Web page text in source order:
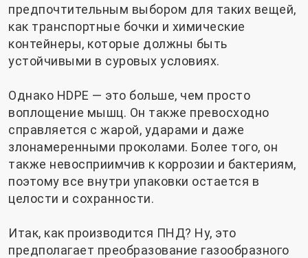
предпочтительным выбором для таких вещей,
как транспортные бочки и химические
контейнеры, которые должны быть
устойчивыми в суровых условиях.
Однако HDPE — это больше, чем просто
воплощение мышц. Он также превосходно
справляется с жарой, ударами и даже
злонамеренными проколами. Более того, он
также невосприимчив к коррозии и бактериям,
поэтому все внутри упаковки остается в
целости и сохранности.
Итак, как производится ПНД? Ну, это
предполагает преобразование газообразного